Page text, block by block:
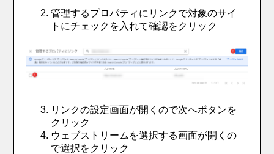
管理するプロパティにリンクで対象のサイ
トにチェックを入れて確認をクリック
リンクの設定画面が開くので次へボタンを
クリック
ウェブストリームを選択する画面が開くの
で選択をクリック